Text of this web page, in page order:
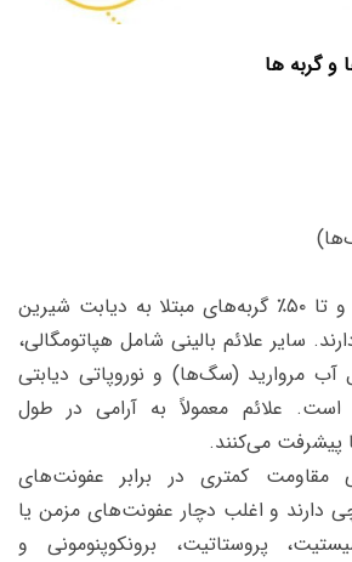
و گربه ها
برخی از سگ‌ها و تا ۵۰٪ گربه‌های مبتلا به دیابت شیرین
سایر علائم بالینی شامل هپاتومگالی،
آب مروارید (سگ‌ها) و نوروپاتی دیابتی
است. علائم معمولاً به آرامی در طول
پیشرفت می‌کنند.
مقاومت کمتری در برابر عفونت‌های
دارند و اغلب دچار عفونت‌های مزمن یا
پروستاتیت، برونکوپنومونی و